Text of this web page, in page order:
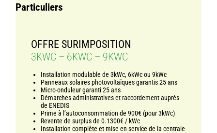
Particuliers
OFFRE SURIMPOSITION
3KWC – 6KWC – 9KWC
Installation modulable de 3kWc, 6kWc ou 9kWc
Panneaux solaires photovoltaïques garantis 25 ans
Micro-onduleur garanti 25 ans
Démarches administratives et raccordement auprès
de ENEDIS
Prime à l’autoconsommation de 900€ (pour 3kWc)
Revente de surplus de 0.1300€ / kWc
Installation complète et mise en service de la centrale